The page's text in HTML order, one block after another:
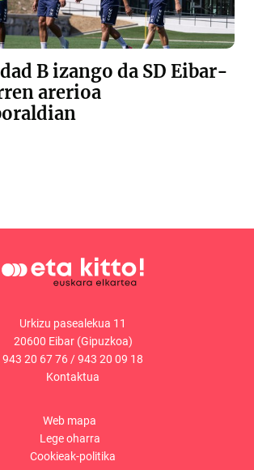
B izango da SD Eibar-
arerioa
Urkizu pasealekua 11
20600 Eibar (Gipuzkoa)
943 20 67 76/943 20 09 18
Kontaktua
Web mapa
Lege oharra
Cookieak-politika